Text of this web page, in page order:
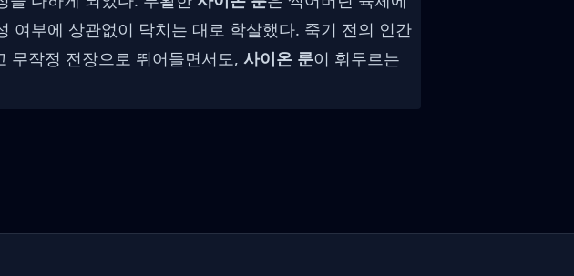
여부에 상관없이 닥치는 대로 학살했다. 죽기 전의 인간
무작정 전장으로 뛰어들면서도, 사이온 룬이 휘두르는